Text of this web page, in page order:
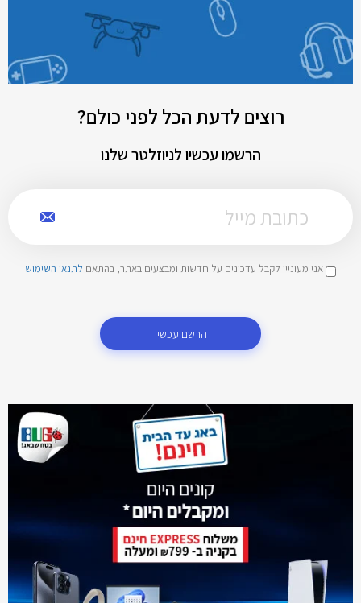
רוצים לדעת הכל לפני כולם?
הרשמו עכשיו לניוזלטר שלנו
אני מעוניין לקבל עדכונים על חדשות ומבצעים באתר, בהתאם לתנאי השימוש
הרשם עכשיו